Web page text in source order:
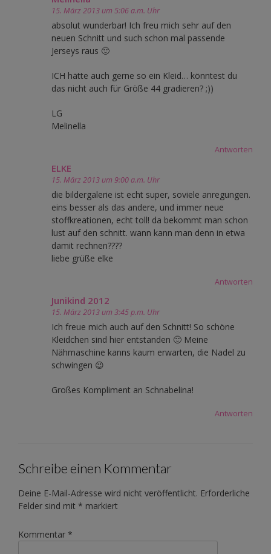
15. März 2013 um 5:06 a.m. Uhr
absolut wunderbar! Ich freu mich sehr auf den
neuen Schnitt und such schon mal passende
Jerseys raus 🙂
ICH hätte auch gerne so ein Kleid… könntest du
das nicht auch für Größe 44 gradieren? ;))
LG
Melinella
Antworten
ELKE
15. März 2013 um 9:00 a.m. Uhr
die bildergalerie ist echt super, soviele anregungen.
eins besser als das andere, und immer neue
stoffkreationen, echt toll! da bekommt man schon
lust auf den schnitt. wann kann man denn in etwa
damit rechnen????
liebe grüße elke
Antworten
Junikind 2012
15. März 2013 um 3:45 p.m. Uhr
Ich freue mich auch auf den Schnitt! So schöne
Kleidchen sind hier entstanden 🙂 Meine
Nähmaschine kanns kaum erwarten, die Nadel zu
schwingen 😉
Großes Kompliment an Schnabelina!
Antworten
Schreibe einen Kommentar
Deine E-Mail-Adresse wird nicht veröffentlicht. Erforderliche
Felder sind mit * markiert
Kommentar *